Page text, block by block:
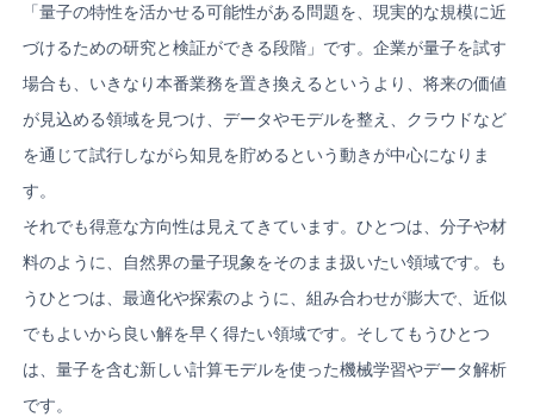
「量子の特性を活かせる可能性がある問題を、現実的な規模に近
づけるための研究と検証ができる段階」です。企業が量子を試す
場合も、いきなり本番業務を置き換えるというより、将来の価値
が見込める領域を見つけ、データやモデルを整え、クラウドなど
を通じて試行しながら知見を貯めるという動きが中心になりま
す。
それでも得意な方向性は見えてきています。ひとつは、分子や材
料のように、自然界の量子現象をそのまま扱いたい領域です。も
うひとつは、最適化や探索のように、組み合わせが膨大で、近似
でもよいから良い解を早く得たい領域です。そしてもうひとつ
は、量子を含む新しい計算モデルを使った機械学習やデータ解析
です。